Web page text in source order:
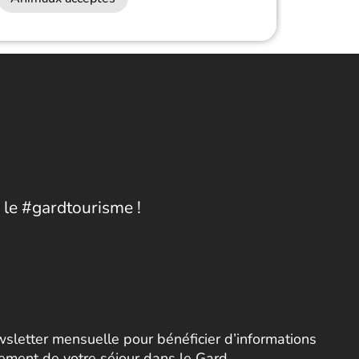
#gardtourisme !
mensuelle pour bénéficier d’informations